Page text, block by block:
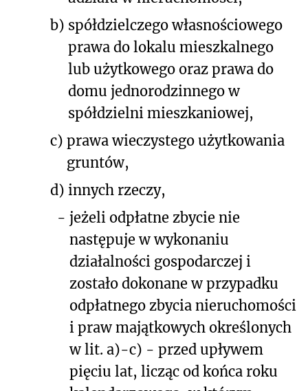
b) spółdzielczego własnościowego
prawa do lokalu mieszkalnego
lub użytkowego oraz prawa do
domu jednorodzinnego w
spółdzielni mieszkaniowej,
c) prawa wieczystego użytkowania
gruntów,
d) innych rzeczy,
- jeżeli odpłatne zbycie nie
następuje w wykonaniu
działalności gospodarczej i
zostało dokonane w przypadku
odpłatnego zbycia nieruchomości
i praw majątkowych określonych
w lit. a)-c) - przed upływem
pięciu lat, licząc od końca roku